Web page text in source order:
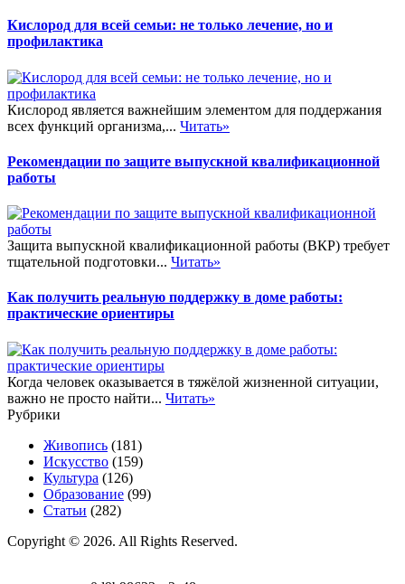
Кислород для всей семьи: не только лечение, но и
профилактика
Кислород является важнейшим элементом для поддержания
всех функций организма,... Читать»
Рекомендации по защите выпускной квалификационной
работы
Защита выпускной квалификационной работы (ВКР) требует
тщательной подготовки... Читать»
Как получить реальную поддержку в доме работы:
практические ориентиры
Когда человек оказывается в тяжёлой жизненной ситуации,
важно не просто найти... Читать»
Рубрики
Живопись (181)
Искусство (159)
Культура (126)
Образование (99)
Статьи (282)
Copyright © 2026. All Rights Reserved.